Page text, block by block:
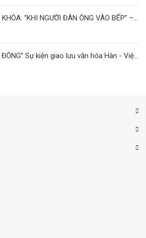
HOẠT ĐỘNG NGOẠI KHÓA: “KHI NGƯỜI ĐÀN ÔNG VÀO BẾP” – CUỘC THI NẤU ĂN ĐẦY SẮC MÀU TẠI TRƯỜNG NHẬT NGỮ HOA SEN
“KHÚC GIAO MÙA Á ĐÔNG” Sự kiện giao lưu văn hóa Hàn - Việt - Nhật